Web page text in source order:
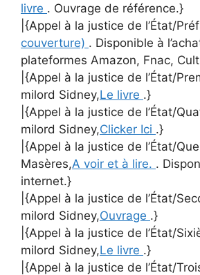
livre . Ouvrage de référence.}
|{Appel à la justice de l’État/
couverture) . Disponible à
plateformes Amazon, Fnac,
|{Appel à la justice de l’État/
milord Sidney,Le livre .}
|{Appel à la justice de l’État/
milord Sidney,Clicker Ici .}
|{Appel à la justice de l’État/
Masères,A voir et à lire. .
internet.}
|{Appel à la justice de l’État/
milord Sidney,Ouvrage .}
|{Appel à la justice de l’État/
milord Sidney,Le livre .}
|{Appel à la justice de l’État/